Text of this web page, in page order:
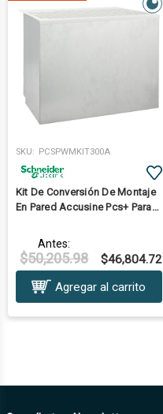
SKU: PCSPWMKIT300A
Kit De Conversión De Montaje
En Pared Accusine Pcs+ Para
Antes:
$50,205.98
$46,804.72
Agregar al carrito